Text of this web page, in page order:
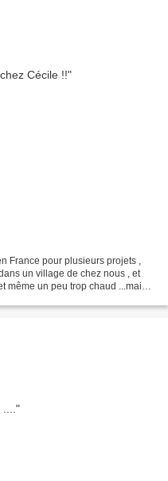
France pour plusieurs projets ,
un village de chez nous , et
même un peu trop chaud ...mais